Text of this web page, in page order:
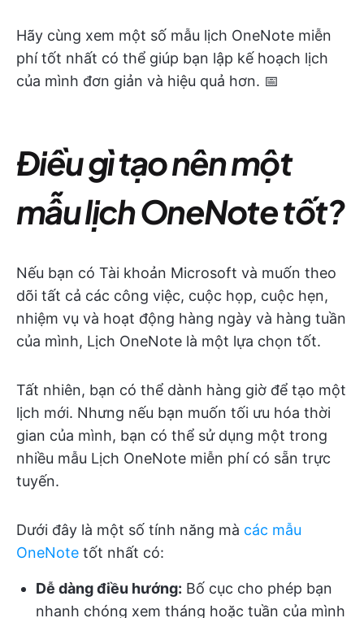
Hãy cùng xem một số mẫu lịch OneNote miễn
phí tốt nhất có thể giúp bạn lập kế hoạch lịch
của mình đơn giản và hiệu quả hơn. 📅
Điều gì tạo nên một
mẫu lịch OneNote tốt?
Nếu bạn có Tài khoản Microsoft và muốn theo
dõi tất cả các công việc, cuộc họp, cuộc hẹn,
nhiệm vụ và hoạt động hàng ngày và hàng tuần
của mình, Lịch OneNote là một lựa chọn tốt.
Tất nhiên, bạn có thể dành hàng giờ để tạo một
lịch mới. Nhưng nếu bạn muốn tối ưu hóa thời
gian của mình, bạn có thể sử dụng một trong
nhiều mẫu Lịch OneNote miễn phí có sẵn trực
tuyến.
Dưới đây là một số tính năng mà các mẫu
OneNote tốt nhất có:
Dễ dàng điều hướng: Bố cục cho phép bạn
nhanh chóng xem tháng hoặc tuần của mình